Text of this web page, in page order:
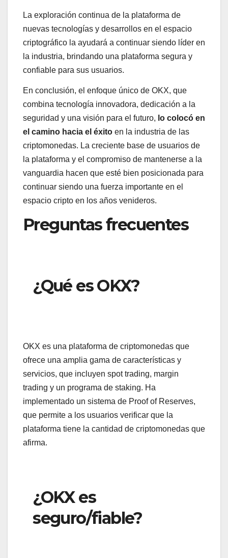
La exploración continua de la plataforma de
nuevas tecnologías y desarrollos en el espacio
criptográfico la ayudará a continuar siendo líder en
la industria, brindando una plataforma segura y
confiable para sus usuarios.
En conclusión, el enfoque único de OKX, que
combina tecnología innovadora, dedicación a la
seguridad y una visión para el futuro, lo colocó en
el camino hacia el éxito en la industria de las
criptomonedas. La creciente base de usuarios de
la plataforma y el compromiso de mantenerse a la
vanguardia hacen que esté bien posicionada para
continuar siendo una fuerza importante en el
espacio cripto en los años venideros.
Preguntas frecuentes
¿Qué es OKX?
OKX es una plataforma de criptomonedas que
ofrece una amplia gama de características y
servicios, que incluyen spot trading, margin
trading y un programa de staking. Ha
implementado un sistema de Proof of Reserves,
que permite a los usuarios verificar que la
plataforma tiene la cantidad de criptomonedas que
afirma.
¿OKX es
seguro/fiable?